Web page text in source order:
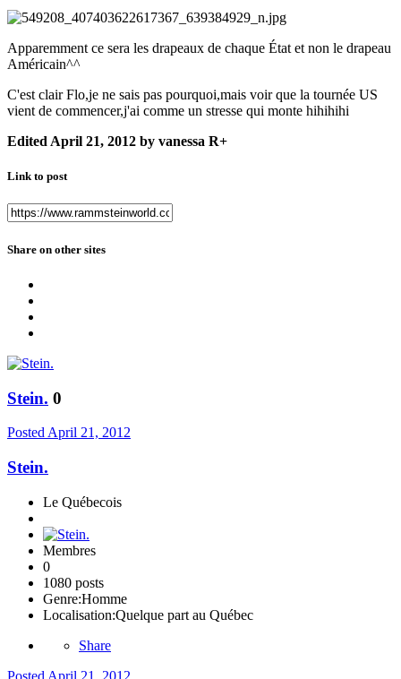
Apparemment ce sera les drapeaux de chaque État et non le drapeau
Américain^^
C'est clair Flo,je ne sais pas pourquoi,mais voir que la tournée US
vient de commencer,j'ai comme un stresse qui monte hihihihi
Edited April 21, 2012 by vanessa R+
Link to post
Share on other sites
Stein. 0
Posted April 21, 2012
Stein.
Le Québecois
Membres
0
1080 posts
Genre:Homme
Localisation:Quelque part au Québec
Share
Posted April 21, 2012